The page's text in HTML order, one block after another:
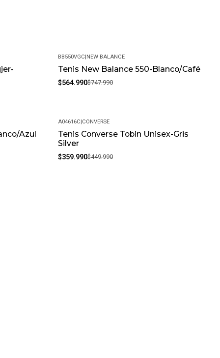
-24%
BB550VGC|NEW BALANCE
Tenis New Balance 550-Blanco/Café
$564.990$747.990
Azul -20%
A04616C|CONVERSE
Tenis Converse Tobin Unisex-Gris
Silver
$359.990$449.990